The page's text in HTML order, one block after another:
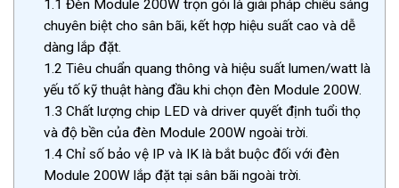
1.1 Đèn Module 200W trọn gói là giải pháp chiếu sáng
chuyên biệt cho sân bãi, kết hợp hiệu suất cao và dễ
dàng lắp đặt.
1.2 Tiêu chuẩn quang thông và hiệu suất lumen/watt là
yếu tố kỹ thuật hàng đầu khi chọn đèn Module 200W.
1.3 Chất lượng chip LED và driver quyết định tuổi thọ
và độ bền của đèn Module 200W ngoài trời.
1.4 Chỉ số bảo vệ IP và IK là bắt buộc đối với đèn
Module 200W lắp đặt tại sân bãi ngoài trời.